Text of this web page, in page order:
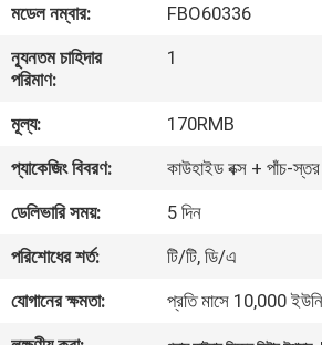
মান
নিয়ন্ত্রণ
যোগাযোগ
করুন
মডেল নম্বার:
FBO60336
ন্যূনতম চাহিদার
পরিমাণ:
1
মূল্য:
170RMB
প্যাকেজিং বিবরণ:
কাউহাইড বক্স + পাঁচ-স্তর
ডেলিভারি সময়:
5 দিন
পরিশোধের শর্ত:
টি/টি, ডি/এ
যোগানের ক্ষমতা:
প্রতি মাসে 10,000